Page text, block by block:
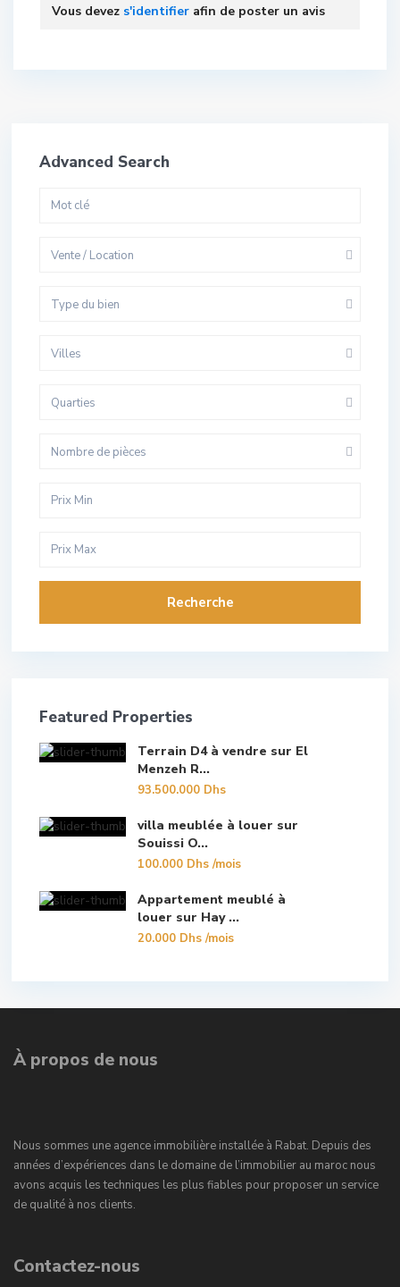
Vous devez s'identifier afin de poster un avis
Advanced Search
Vente / Location
Type du bien
Villes
Quarties
Nombre de pièces
Recherche
Featured Properties
Terrain D4 à vendre sur El
Menzeh R...
93.500.000 Dhs
villa meublée à louer sur
Souissi O...
100.000 Dhs/mois
Appartement meublé à
louer sur Hay ...
20.000 Dhs/mois
À propos de nous
Nous sommes une agence immobilière installée à Rabat. Depuis des
années d’expériences dans le domaine de l’immobilier au maroc nous
avons acquis les techniques les plus fiables pour proposer un service
de qualité à nos clients.
Contactez-nous